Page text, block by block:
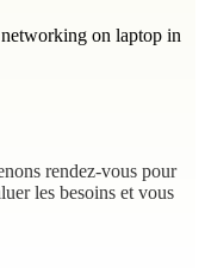
rendez-vous pour
les besoins et vous